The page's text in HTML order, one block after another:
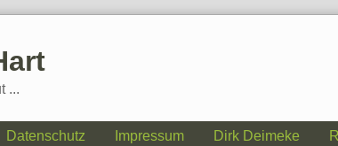
...
Datenschutz Impressum Dirk Deimeke